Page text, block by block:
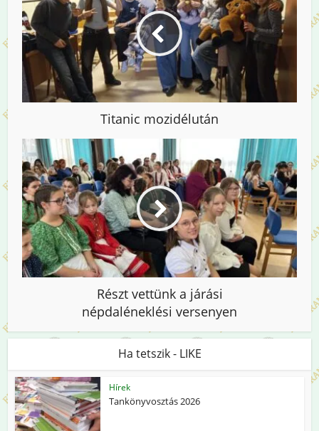
Titanic mozidélután
Részt vettünk a járási
népdaléneklési versenyen
Ha tetszik - LIKE
Hírek
Tankönyvosztás 2026